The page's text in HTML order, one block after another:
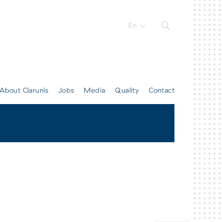
En
About Clarunis Jobs Media Quality Contact